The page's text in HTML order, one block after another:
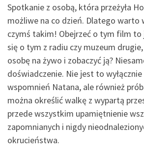
Spotkanie z osobą, która przeżyła
możliwe na co dzień. Dlatego warto
czymś takim! Obejrzeć o tym film to
się o tym z radiu czy muzeum drugie,
osobę na żywo i zobaczyć ją?
doświadczenie. Nie jest to wyłącznie
wspomnień Natana, ale również
można określić walkę z wypartą
przede wszystkim upamiętnienie
zapomnianych i nigdy
okrucieństwa.